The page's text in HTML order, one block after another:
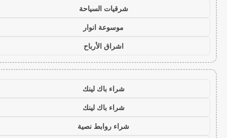
شرقيات السياحة
موسوعة انوار
اشراق الأرباح
شراء باك لينك
شراء باك لينك
شراء روابط نصية